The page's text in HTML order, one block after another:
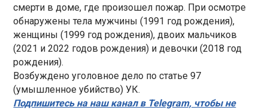
смерти в доме, где произошел пожар. При осмотре
обнаружены тела мужчины (1991 год рождения),
женщины (1999 год рождения), двоих мальчиков
(2021 и 2022 годов рождения) и девочки (2018 год
рождения).
Возбуждено уголовное дело по статье 97
(умышленное убийство) УК.
Подпишитесь на наш канал в Telegram, чтобы не